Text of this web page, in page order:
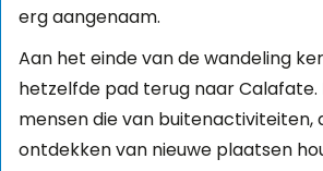
erg aangenaam.
Aan het einde van de wandeling
hetzelfde pad terug naar Calafate.
mensen die van buitenactiviteiten,
ontdekken van nieuwe plaatsen